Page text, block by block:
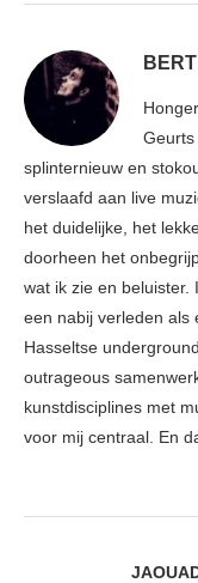
splinternieuw en
verslaafd aan live
het duidelijke, het
doorheen het
wat ik zie en beluister.
een nabij verleden als
Hasseltse
outrageous
kunstdisciplines met
voor mij centraal. En